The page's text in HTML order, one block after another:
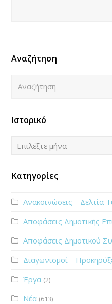
Αναζήτηση
Ιστορικό
Ιστορικό
Επιλέξτε μήνα
Κατηγορίες
Ανακοινώσεις – Δελτία
Αποφάσεις Δημοτικής
Αποφάσεις Δημοτικού
Διαγωνισμοί –
Έργα (2)
Νέα (613)